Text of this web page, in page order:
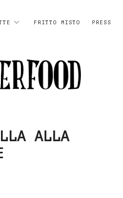
FRITTO MISTO PRESS
ALLA